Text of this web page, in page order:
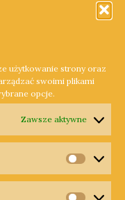
użytkowanie strony oraz
swoimi plikami
opcje.
Zawsze aktywne